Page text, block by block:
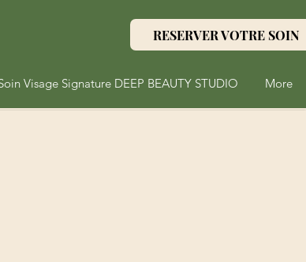
RESERVER VOTRE SOIN
Visage Signature DEEP BEAUTY STUDIO More